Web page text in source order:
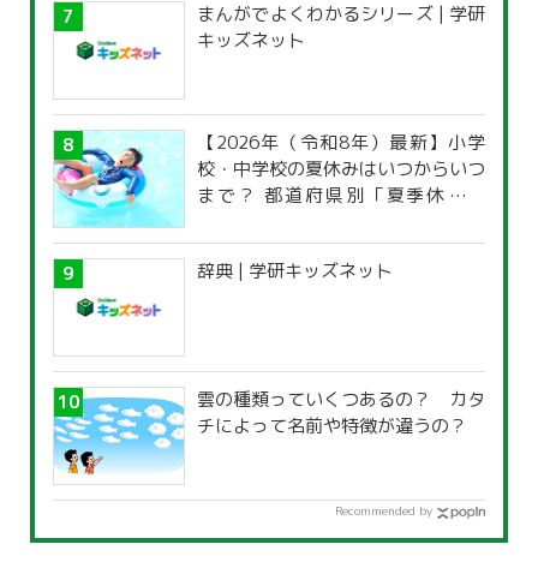
まんがでよくわかるシリーズ | 学研
キッズネット
【2026年（令和8年）最新】小学
校・中学校の夏休みはいつからいつ
まで？ 都道府県別「夏季休暇一
辞典 | 学研キッズネット
雲の種類っていくつあるの？ カタ
チによって名前や特徴が違うの？
Recommended by